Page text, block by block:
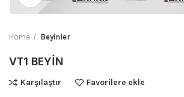
Home Beyinler
VT1 BEYİN
Karşılaştır Favorilere ekle